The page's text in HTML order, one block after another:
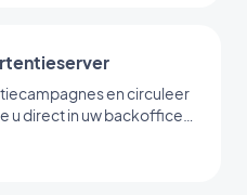
en circuleer
u direct in uw backoffice